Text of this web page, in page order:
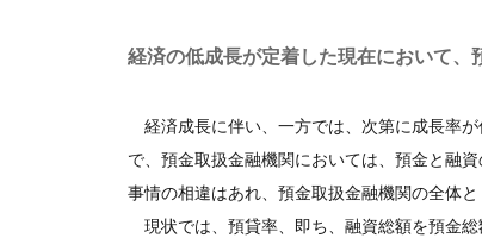
経済の低成長が定着した現在において、
経済成長に伴い、一方では、次第に成長率
で、預金取扱金融機関においては、預金と融
事情の相違はあれ、預金取扱金融機関の全体
現状では、預貸率、即ち、融資総額を預金